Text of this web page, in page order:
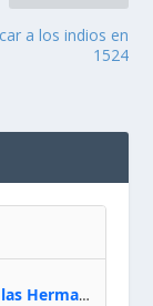
a los indios en
1524
“La Biblia, el Santísimo y el Rosario”: las Hermanas de Belén, evacuadas por el incendio de Huelva, España